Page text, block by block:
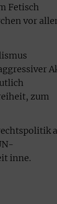
Fetisch
vor
zum
inne.